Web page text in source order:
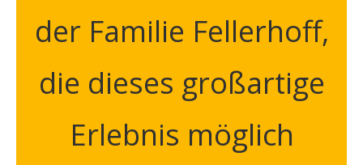
der Familie Fellerhoff,
die dieses großartige
Erlebnis möglich